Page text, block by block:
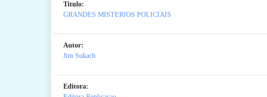
Titulo:
GRANDES MISTERIOS POLICIAIS
Autor:
Jim Sukach
Editora: